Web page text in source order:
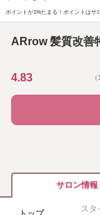
ポイントが1%たまる！ ポイントはサ
ARrow 髪質改善
4.83
サロン情報
スタ